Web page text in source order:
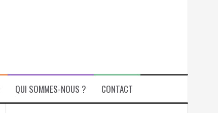
QUI SOMMES-NOUS ? CONTACT